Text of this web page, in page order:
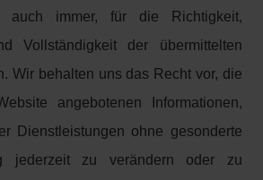
auch immer, für die Richtigkeit,
Vollständigkeit der übermittelten
Wir behalten uns das Recht vor, die
angebotenen Informationen,
Dienstleistungen ohne gesonderte
jederzeit zu verändern oder zu